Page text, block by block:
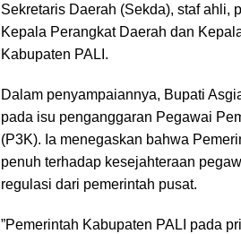
Sekretaris Daerah (Sekda), staf ahli,
Kepala Perangkat Daerah dan
Kabupaten PALI.
‎Dalam penyampaiannya, Bupati
pada isu penganggaran Pegawai
(P3K). Ia menegaskan bahwa
penuh terhadap kesejahteraan
regulasi dari pemerintah pusat.
‎”Pemerintah Kabupaten PALI pada